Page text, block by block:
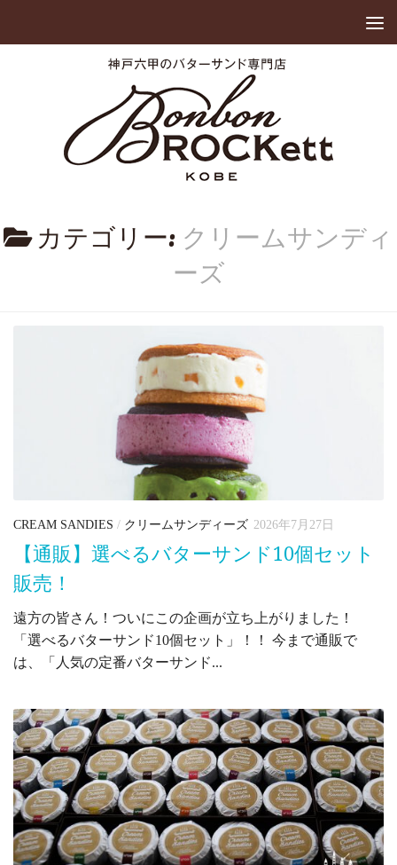
カテゴリー:クリームサンディ
ーズ
CREAM SANDIES / クリームサンディーズ 2026年7月27日
【通販】選べるバターサンド10個セット
販売！
遠方の皆さん！ついにこの企画が立ち上がりました！
「選べるバターサンド10個セット」！！ 今まで通販で
は、「人気の定番バターサンド...